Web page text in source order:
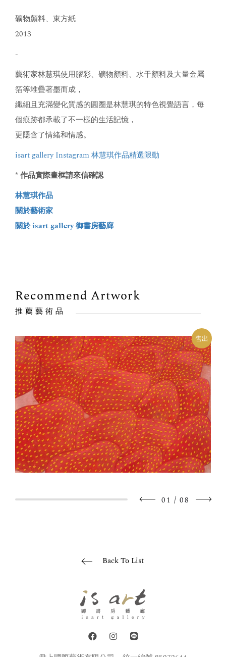
礦物顏料、東方紙
2013
-
藝術家林慧琪使用膠彩、礦物顏料、水干顏料及大量金屬
箔等堆疊著墨而成，
纖細且充滿變化質感的圓圈是林慧琪的特色視覺語言，每
個痕跡都承載了不一樣的生活記憶，
更隱含了情緒和情感。
isart gallery Instagram 林慧琪作品精選限動
* 作品實際畫框請來信確認
林慧琪作品
關於藝術家
關於 isart gallery 御書房藝廊
Recommend Artwork
推薦藝術品
售出
01 / 08
Back To List